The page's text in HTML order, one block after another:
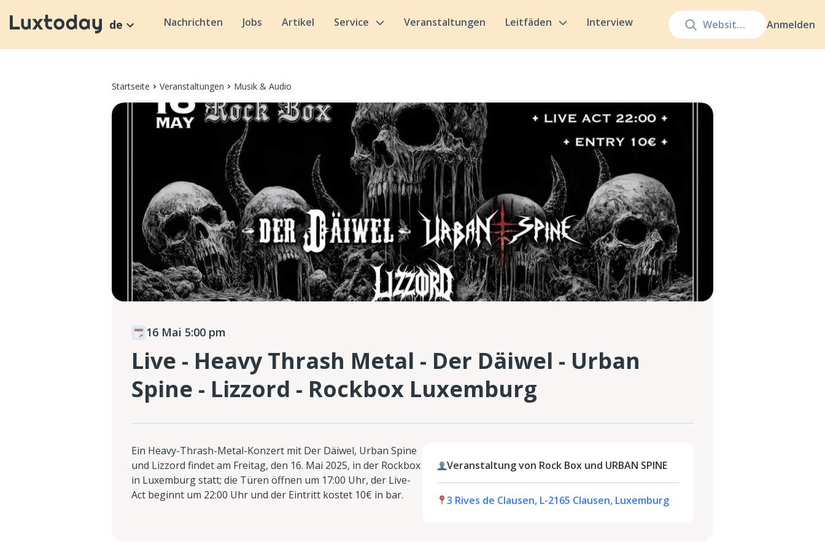
Anmelden
de Nachrichten Jobs Artikel Service Veranstaltungen Leitfäden Interview
Startseite Veranstaltungen Musik & Audio
16 Mai 5:00 pm
Live - Heavy Thrash Metal - Der Däiwel - Urban
Spine - Lizzord - Rockbox Luxemburg
Ein Heavy-Thrash-Metal-Konzert mit Der Däiwel, Urban Spine
und Lizzord findet am Freitag, den 16. Mai 2025, in der Rockbox
in Luxemburg statt; die Türen öffnen um 17:00 Uhr, der Live-
Act beginnt um 22:00 Uhr und der Eintritt kostet 10€ in bar.
Veranstaltung von Rock Box und URBAN SPINE
3 Rives de Clausen, L-2165 Clausen, Luxemburg